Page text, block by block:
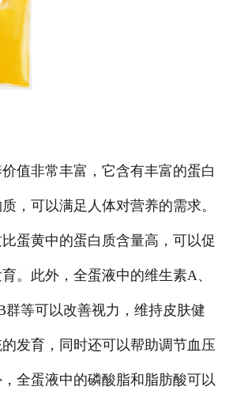
非常丰富，它含有丰富的蛋白
，可以满足人体对营养的需求。
蛋黄中的蛋白质含量高，可以促
。此外，全蛋液中的维生素A、
群等可以改善视力，维持皮肤健
发育，同时还可以帮助调节血压
全蛋液中的磷酸脂和脂肪酸可以